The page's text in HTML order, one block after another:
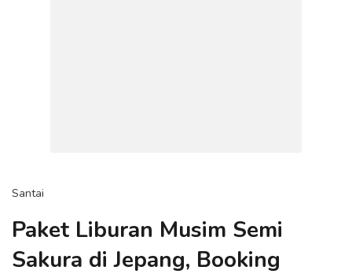
Santai
Paket Liburan Musim Semi
Sakura di Jepang, Booking